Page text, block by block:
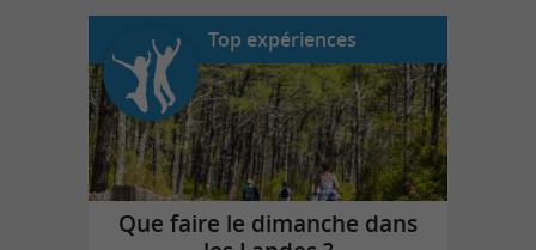
Top expériences
Que faire le dimanche dans